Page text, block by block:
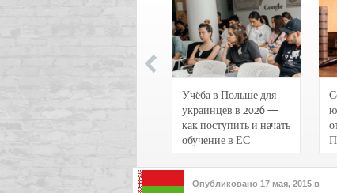
Учёба в Польше для
украинцев в 2026 —
как поступить и начать
обучение в ЕС
Опубликовано 17 мая, 2015 в